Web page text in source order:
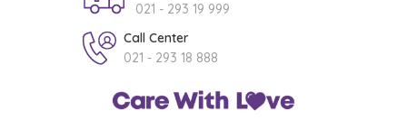
021 - 293 19 999
Call Center
021 - 293 18 888